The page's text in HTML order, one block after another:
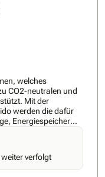
welches
CO2-neutralen und
Mit der
werden die dafür
Energiespeicher
und mit
verknüpft.
grossen
und stellt
Eigenverbrauchs
verfolgt